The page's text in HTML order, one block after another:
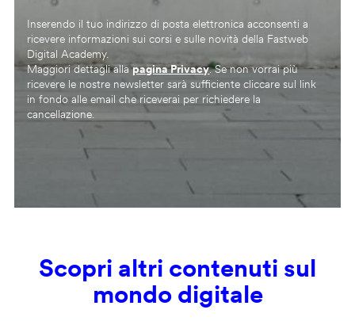
Inserendo il tuo indirizzo di posta elettronica acconsenti a
ricevere informazioni sui corsi e sulle novità della Fastweb
Digital Academy.
Maggiori dettagli allapagina Privacy. Se non vorrai più
ricevere le nostre newsletter sarà sufficiente cliccare sul link
in fondo alle email che riceverai per richiedere la
cancellazione.
Scopri altri contenuti sul
mondo digitale